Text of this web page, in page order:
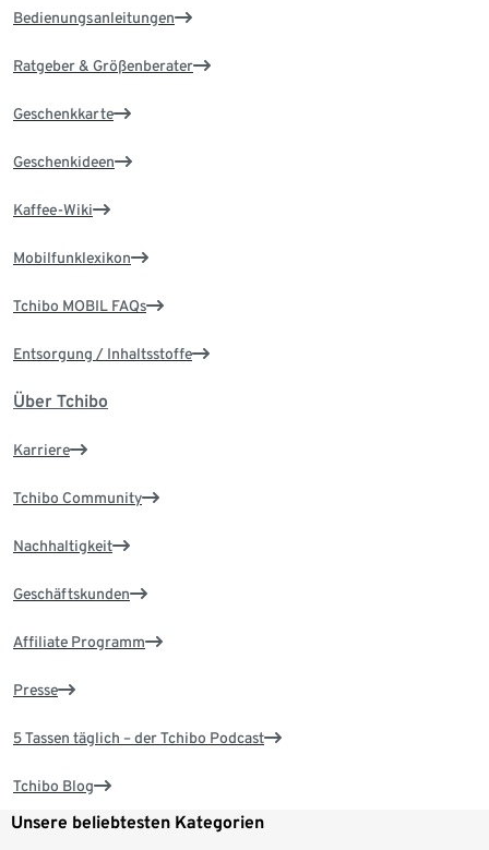
Bedienungsanleitungen
Ratgeber & Größenberater
Geschenkkarte
Geschenkideen
Kaffee-Wiki
Mobilfunklexikon
Tchibo MOBIL FAQs
Entsorgung / Inhaltsstoffe
Über Tchibo
Karriere
Tchibo Community
Nachhaltigkeit
Geschäftskunden
Affiliate Programm
Presse
5 Tassen täglich – der Tchibo Podcast
Tchibo Blog
Unsere beliebtesten Kategorien